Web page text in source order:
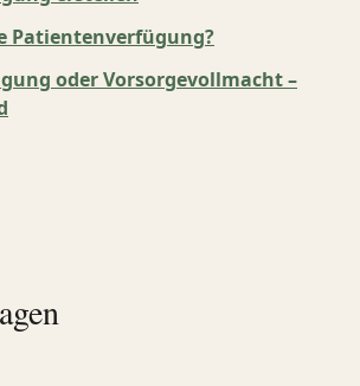
Patientenverfügung?
oder Vorsorgevollmacht –